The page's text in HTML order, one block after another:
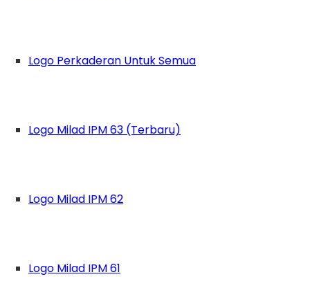
Logo Perkaderan Untuk Semua
Logo Milad IPM 63 (Terbaru)
Logo Milad IPM 62
Logo Milad IPM 61